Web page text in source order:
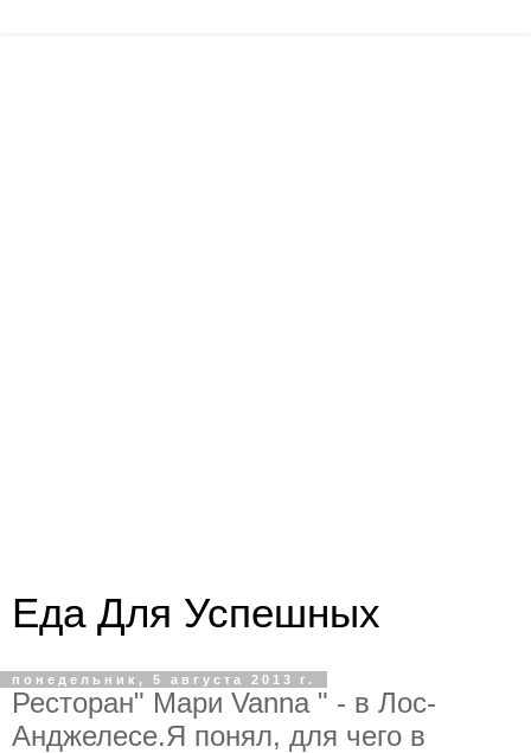
Еда Для Успешных
понедельник, 5 августа 2013 г.
Ресторан" Мари Vanna " - в Лос-
Анджелесе.Я понял, для чего в